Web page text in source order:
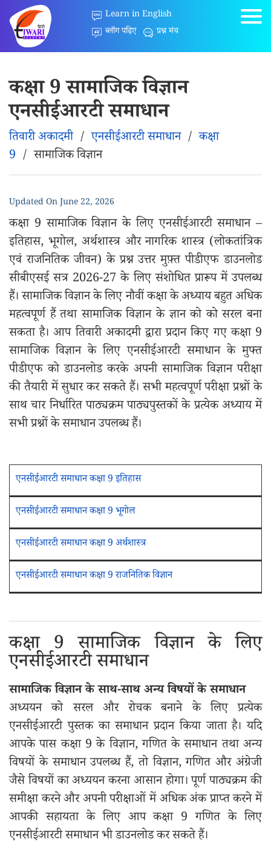
Learn in English
ब्लॉग पढ़िए
प्रश्न मंच
कक्षा 9 सामाजिक विज्ञान
एनसीईआरटी समाधान
तिवारी अकादमी/एनसीईआरटी समाधान/कक्षा
9 /सामाजिक विज्ञान
Updated OnJune 22, 2026
कक्षा 9 सामाजिक विज्ञान के लिए एनसीईआरटी समाधान –
इतिहास, भूगोल, अर्थशास्त्र और नागरिक शास्त्र (लोकतांत्रिक
एवं राजनितिक जीवन) के प्रश्न उत्तर मुफ़्त पीडीएफ डाउनलोड
सीबीएसई सत्र 2026-27 के लिए संशोधित प्रारूप में उपलब्ध
हैं। सामाजिक विज्ञान के लिए नौवीं कक्षा के अध्याय बहुत अधिक
महत्वपूर्ण हैं तथा सामाजिक विज्ञान के ज्ञान को को सरल बना
सकता है। आप तिवारी अकादमी द्वारा प्रदान किए गए कक्षा 9
सामाजिक विज्ञान के लिए एनसीईआरटी समाधान के मुफ्त
पीडीएफ को डाउनलोड करके अपनी सामाजिक विज्ञान परीक्षा
की तैयारी में सुधार कर सकते हैं। सभी महत्वपूर्ण परीक्षा प्रश्नों के
साथ चार निर्धारित पाठ्यक्रम पाठ्यपुस्तकों के प्रत्येक अध्याय में
सभी प्रश्नों के समाधान उपलब्ध हैं।
एनसीईआरटी समाधान कक्षा 9 इतिहास
एनसीईआरटी समाधान कक्षा 9 भूगोल
एनसीईआरटी समाधान कक्षा 9 अर्थशास्त्र
एनसीईआरटी समाधान कक्षा 9 राजनितिक विज्ञान
कक्षा 9 सामाजिक विज्ञान के लिए
एनसीईआरटी समाधान
सामाजिक विज्ञान के साथ-साथ अन्य विषयों के समाधान
अध्ययन को सरल और रोचक बनाने के लिए प्रत्येक
एनसीईआरटी पुस्तक का समाधान प्रदान किया जाता है। यदि
आपके पास कक्षा 9 के विज्ञान, गणित के समाधान तथा अन्य
विषयों के समाधान उपलब्ध हैं, तो विज्ञान, गणित और अंग्रेजी
जैसे विषयों का अध्ययन करना आसान होगा। पूर्ण पाठ्यक्रम की
समीक्षा करने और अपनी परीक्षाओं में अधिक अंक प्राप्त करने में
आपकी सहायता के लिए आप कक्षा 9 गणित के लिए
एनसीईआरटी समाधान भी डाउनलोड कर सकते हैं।